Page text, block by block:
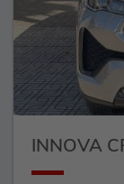
INNOVA